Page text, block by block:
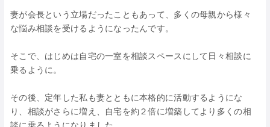
妻が会長という立場だったこともあって、多くの母親から様々
な悩み相談を受けるようになったんです。
そこで、はじめは自宅の一室を相談スペースにして日々相談に
乗るように。
その後、定年した私も妻とともに本格的に活動するようにな
り、相談がさらに増え、自宅を約２倍に増築してより多くの相
談に乗るようになりました。